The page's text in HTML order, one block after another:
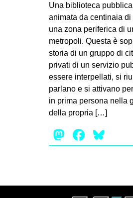
Una biblioteca
animata da centinaia di
una zona periferica di
metropoli. Questa è
storia di un gruppo di
privati di un servizio
essere interpellati, si
parlano e si attivano
in prima persona nella
della propria […]
Mastodon